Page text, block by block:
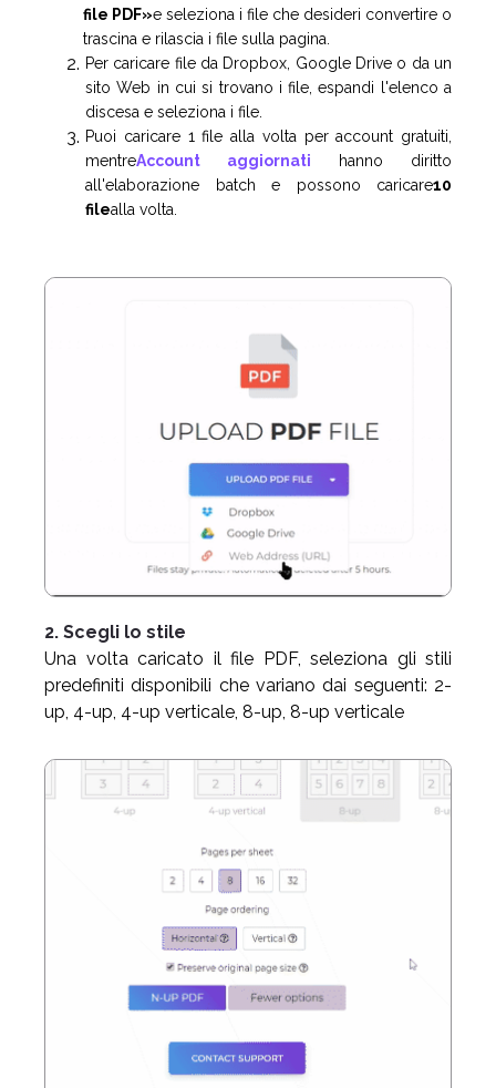
file PDF»e seleziona i file che desideri convertire o
trascina e rilascia i file sulla pagina.
Per caricare file da Dropbox, Google Drive o da un
sito Web in cui si trovano i file, espandi l'elenco a
discesa e seleziona i file.
Puoi caricare 1 file alla volta per account gratuiti,
mentreAccount aggiornati hanno diritto
all'elaborazione batch e possono caricare10
filealla volta.
2. Scegli lo stile
Una volta caricato il file PDF, seleziona gli stili
predefiniti disponibili che variano dai seguenti: 2-
up, 4-up, 4-up verticale, 8-up, 8-up verticale